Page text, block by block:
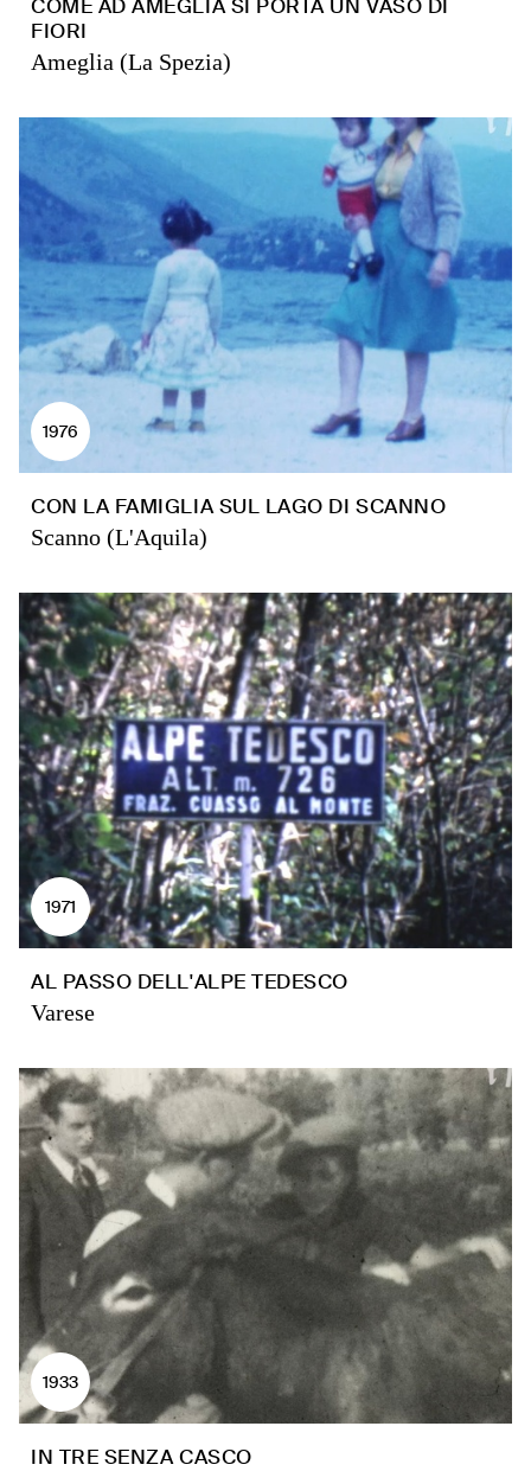
COME AD AMEGLIA SI PORTA UN VASO DI
FIORI
Ameglia (La Spezia)
1976
CON LA FAMIGLIA SUL LAGO DI SCANNO
Scanno (L'Aquila)
1971
AL PASSO DELL'ALPE TEDESCO
Varese
1933
IN TRE SENZA CASCO